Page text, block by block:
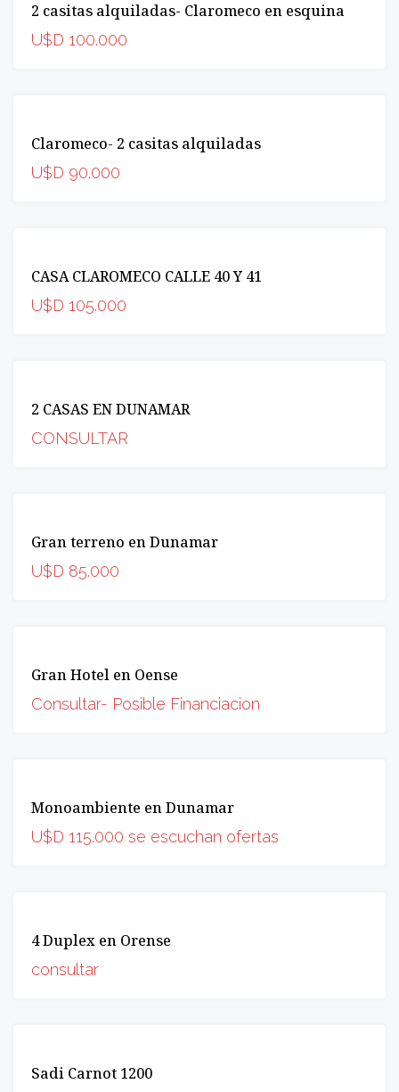
INCREIBLE
2 casitas alquiladas- Claromeco en esquina
U$D 100.000
INCREIBLE
Claromeco- 2 casitas alquiladas
U$D 90.000
INCREIBLE
CASA CLAROMECO CALLE 40 Y 41
U$D 105.000
OPORTUNIDAD
2 CASAS EN DUNAMAR
CONSULTAR
OPORTUNIDAD
Gran terreno en Dunamar
U$D 85.000
INCREIBLE
OPORTUNIDAD
Gran Hotel en Oense
Consultar- Posible Financiacion
OPORTUNIDAD
Monoambiente en Dunamar
U$D 115.000 se escuchan ofertas
OPORTUNIDAD
4 Duplex en Orense
consultar
OPORTUNIDAD
Sadi Carnot 1200